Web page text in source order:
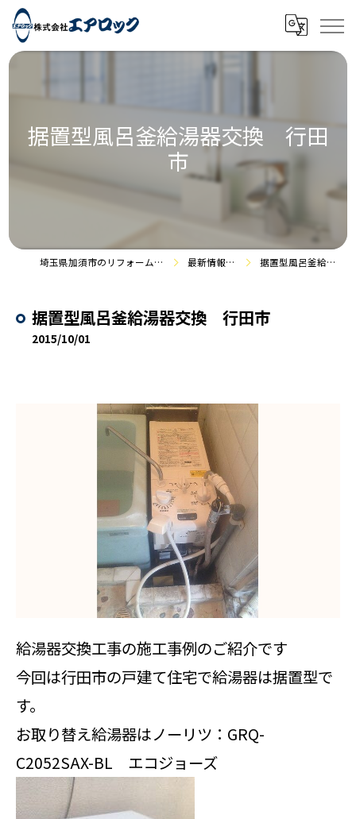
据置型風呂釜給湯器交換 行田
市
埼玉県加須市のリフォームなら株式会社エアロック 最新情報・施工事例 据置型風呂釜給湯器交換 行田市
据置型風呂釜給湯器交換 行田市
2015/10/01
給湯器交換工事の施工事例のご紹介です
今回は行田市の戸建て住宅で給湯器は据置型で
す。
お取り替え給湯器はノーリツ：GRQ-
C2052SAX-BL エコジョーズ